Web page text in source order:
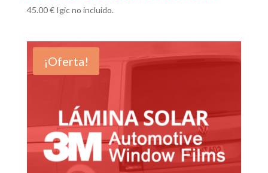
45.00€ Igic no incluido.
¡Oferta!